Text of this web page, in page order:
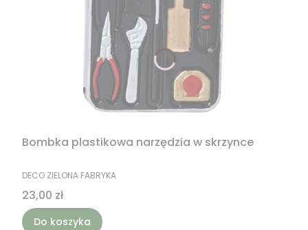
Bombka plastikowa narzędzia w skrzynce
PRODUCENT
DECO ZIELONA FABRYKA
Cena
23,00 zł
Do koszyka